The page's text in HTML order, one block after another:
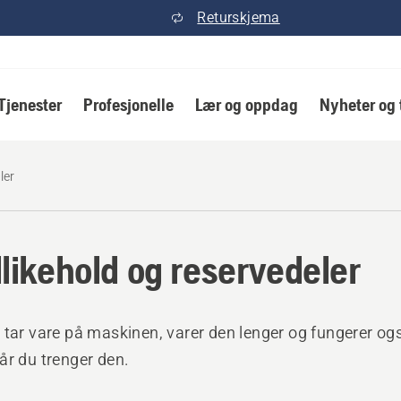
Returskjema
Profesjonelle Lær og oppdag Nyheter
og reservedeler
vare på maskinen, varer den lenger og fungerer
du trenger den.